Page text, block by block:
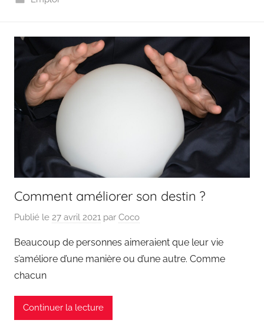
Comment améliorer son destin ?
Publié le 27 avril 2021 par Coco
Beaucoup de personnes aimeraient que leur vie
s’améliore d’une manière ou d’une autre. Comme
chacun
Continuer la lecture